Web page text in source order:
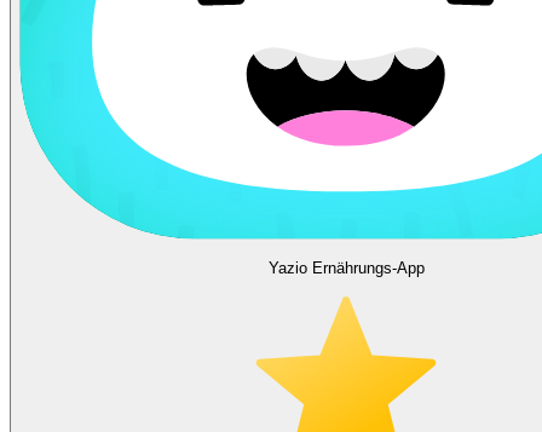
Yazio Ernährungs-App